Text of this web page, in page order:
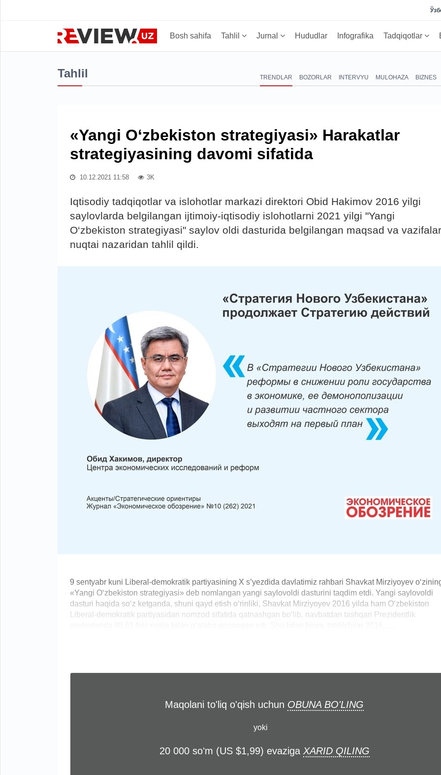
Bosh sahifa Tahlil Jurnal Hududlar Infografika Tadqiqotlar
Tahlil TRENDLAR BOZORLAR INTERVYU MULOHAZA BIZNES
«Yangi O‘zbekiston strategiyasi» Harakatlar
strategiyasining davomi sifatida
10.12.2021 11:58 3K
Iqtisodiy tadqiqotlar va islohotlar markazi direktori Obid Hakimov 2016 yilgi
saylovlarda belgilangan ijtimoiy-iqtisodiy islohotlarni 2021 yilgi "Yangi
O‘zbekiston strategiyasi" saylov oldi dasturida belgilangan maqsad va vazifalar
nuqtai nazaridan tahlil qildi.
9 sentyabr kuni Liberal-demokratik partiyasining X s’yezdida davlatimiz rahbari Shavkat Mirziyoyev
«Yangi O‘zbekiston strategiyasi» deb nomlangan yangi saylovoldi dasturini taqdim etdi. Yangi saylovoldi
dasturi haqida so‘z ketganda, shuni qayd etish o‘rinliki, Shavkat Mirziyoyev 2016 yilda ham O‘zbekiston
Liberal-demokratik partiyasidan nomzod sifatida qatnashgan bo‘lib, navbatdan tashqari Prezidentlik
Maqolani to'liq o'qish uchun OBUNA BO'LING
yoki
20 000 soʻm (US $1,99) evaziga XARID QILING